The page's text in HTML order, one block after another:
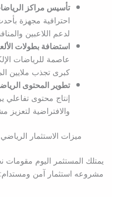
تأسيس مراكز
احترافية مجهزة
لدعم اللاعبين
استضافة بطولات
عاصمة للرياضات
كبرى تجذب ملايين
تطوير المحتوى
إنتاج محتوى تفاعلي
والافتراضية لتعزيز
ميزات الاستثمار
يمتلك المستثمر اليوم
مشروعه استثمار آمن ومستدام: